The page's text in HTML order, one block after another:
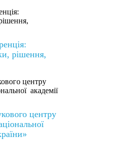
рішення,
центру